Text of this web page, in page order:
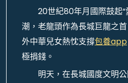
20世紀80年月國際鼓起“
潮，老龍頭作為長城巨龍之
外中華兒女熱忱支撐包養app
極捐錢。
明天，在長城國度文明